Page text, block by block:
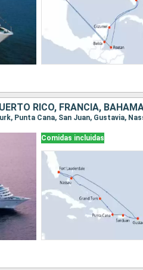
RICO, FRANCIA,
Punta Cana, San Juan, Gustavia,
Comidas incluidas